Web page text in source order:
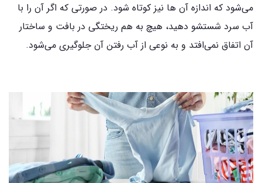
می‌شود که اندازه آن ها نیز کوتاه شود. در صورتی که اگر آن را با
آب سرد شستشو دهید، هیچ به هم ریختگی در بافت و ساختار
آن اتفاق نمی‌افتد و به نوعی از آب رفتن آن جلوگیری می‌شود.